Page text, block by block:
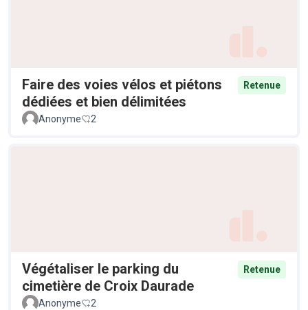
Faire des voies vélos et piétons
dédiées et bien délimitées
Retenue
Anonyme 2
Végétaliser le parking du
cimetière de Croix Daurade
Retenue
Anonyme 2